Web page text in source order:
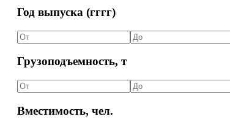
Год выпуска (гггг)
Грузоподъемность, т
Вместимость, чел.